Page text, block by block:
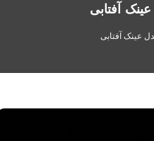
آفتابی
عینک آفتابی